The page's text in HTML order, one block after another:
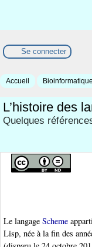
Se connecter
Accueil
L’histoire des
Quelques
Le langage Scheme
Lisp, née à la fin des